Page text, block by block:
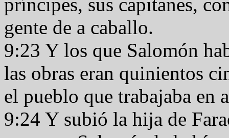
gente de a caballo.
9:23 Y los que Salomón
las obras eran quinientos
el pueblo que trabajaba en
9:24 Y subió la hija de